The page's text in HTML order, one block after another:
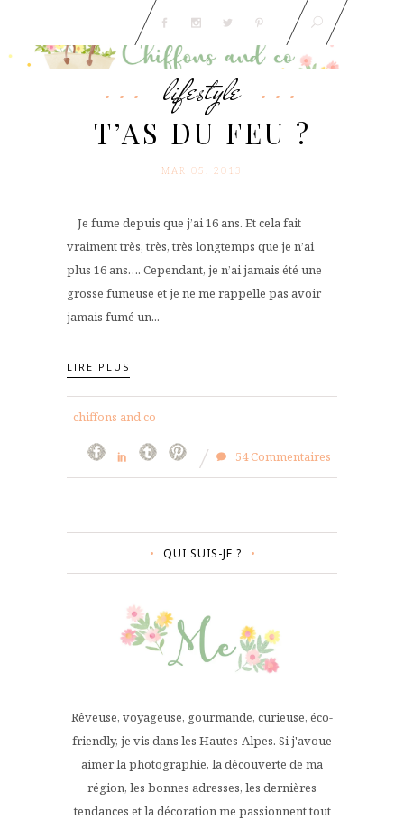
lifestyle
T’AS DU FEU ?
MAR 05. 2013
Je fume depuis que j’ai 16 ans. Et cela fait
vraiment très, très, très longtemps que je n’ai
plus 16 ans…. Cependant, je n’ai jamais été une
grosse fumeuse et je ne me rappelle pas avoir
jamais fumé un...
LIRE PLUS
chiffons and co
54 Commentaires
QUI SUIS-JE ?
Rêveuse, voyageuse, gourmande, curieuse, éco-
friendly, je vis dans les Hautes-Alpes. Si j'avoue
aimer la photographie, la découverte de ma
région, les bonnes adresses, les dernières
tendances et la décoration me passionnent tout